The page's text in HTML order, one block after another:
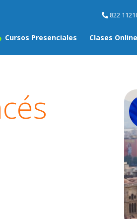
Cursos Presenciales Clases Online
822